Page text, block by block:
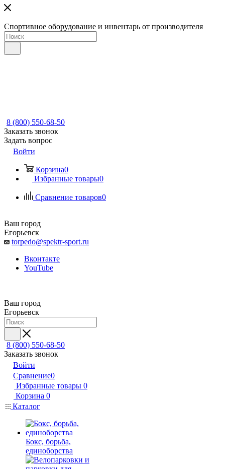
Спортивное оборудование и инвентарь от производителя
8 (800) 550-68-50
Заказать звонок
Задать вопрос
Войти
Корзина0
Избранные товары0
Сравнение товаров0
Ваш город
Егорьевск
torpedo@spektr-sport.ru
Вконтакте
YouTube
Ваш город
Егорьевск
8 (800) 550-68-50
Заказать звонок
Войти
Сравнение0
Избранные товары 0
Корзина 0
Каталог
Бокс, борьба,
единоборства